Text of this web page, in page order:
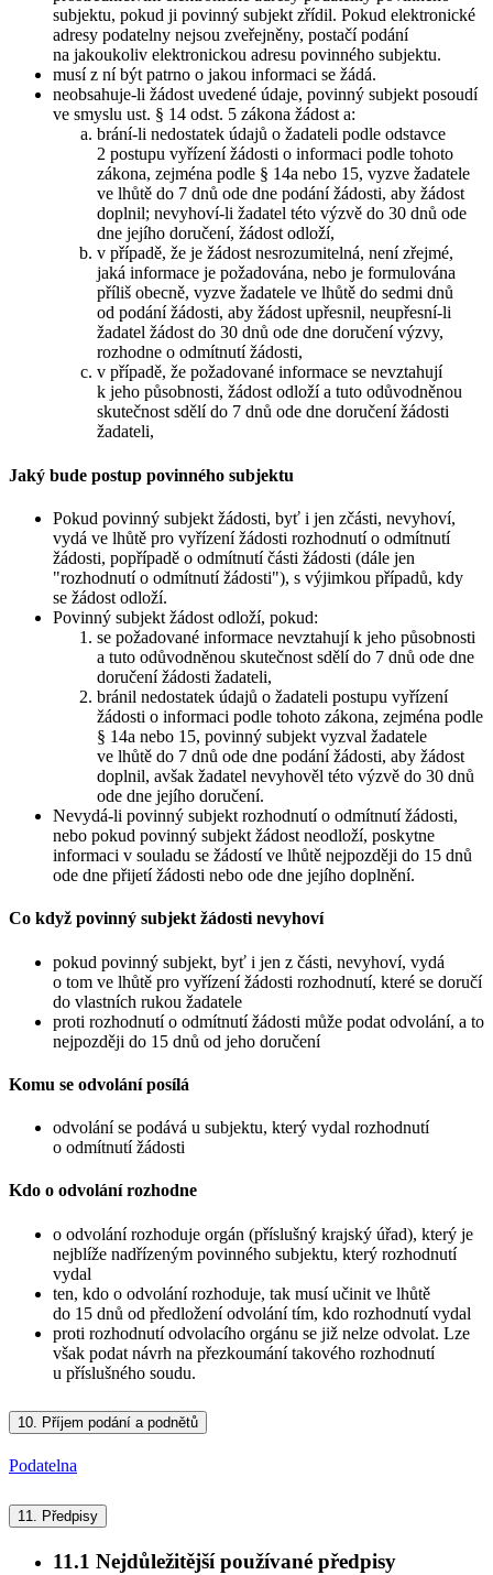
subjektu, pokud ji povinný subjekt zřídil. Pokud elektronické
adresy podatelny nejsou zveřejněny, postačí podání
na jakoukoliv elektronickou adresu povinného subjektu.
musí z ní být patrno o jakou informaci se žádá.
neobsahuje-li žádost uvedené údaje, povinný subjekt posoudí
ve smyslu ust. § 14 odst. 5 zákona žádost a:
brání-li nedostatek údajů o žadateli podle odstavce
2 postupu vyřízení žádosti o informaci podle tohoto
zákona, zejména podle § 14a nebo 15, vyzve žadatele
ve lhůtě do 7 dnů ode dne podání žádosti, aby žádost
doplnil; nevyhoví-li žadatel této výzvě do 30 dnů ode
dne jejího doručení, žádost odloží,
v případě, že je žádost nesrozumitelná, není zřejmé,
jaká informace je požadována, nebo je formulována
příliš obecně, vyzve žadatele ve lhůtě do sedmi dnů
od podání žádosti, aby žádost upřesnil, neupřesní-li
žadatel žádost do 30 dnů ode dne doručení výzvy,
rozhodne o odmítnutí žádosti,
v případě, že požadované informace se nevztahují
k jeho působnosti, žádost odloží a tuto odůvodněnou
skutečnost sdělí do 7 dnů ode dne doručení žádosti
žadateli,
Jaký bude postup povinného subjektu
Pokud povinný subjekt žádosti, byť i jen zčásti, nevyhoví,
vydá ve lhůtě pro vyřízení žádosti rozhodnutí o odmítnutí
žádosti, popřípadě o odmítnutí části žádosti (dále jen
"rozhodnutí o odmítnutí žádosti"), s výjimkou případů, kdy
se žádost odloží.
Povinný subjekt žádost odloží, pokud:
se požadované informace nevztahují k jeho působnosti
a tuto odůvodněnou skutečnost sdělí do 7 dnů ode dne
doručení žádosti žadateli,
bránil nedostatek údajů o žadateli postupu vyřízení
žádosti o informaci podle tohoto zákona, zejména podle
§ 14a nebo 15, povinný subjekt vyzval žadatele
ve lhůtě do 7 dnů ode dne podání žádosti, aby žádost
doplnil, avšak žadatel nevyhověl této výzvě do 30 dnů
ode dne jejího doručení.
Nevydá-li povinný subjekt rozhodnutí o odmítnutí žádosti,
nebo pokud povinný subjekt žádost neodloží, poskytne
informaci v souladu se žádostí ve lhůtě nejpozději do 15 dnů
ode dne přijetí žádosti nebo ode dne jejího doplnění.
Co když povinný subjekt žádosti nevyhoví
pokud povinný subjekt, byť i jen z části, nevyhoví, vydá
o tom ve lhůtě pro vyřízení žádosti rozhodnutí, které se doručí
do vlastních rukou žadatele
proti rozhodnutí o odmítnutí žádosti může podat odvolání, a to
nejpozději do 15 dnů od jeho doručení
Komu se odvolání posílá
odvolání se podává u subjektu, který vydal rozhodnutí
o odmítnutí žádosti
Kdo o odvolání rozhodne
o odvolání rozhoduje orgán (příslušný krajský úřad), který je
nejblíže nadřízeným povinného subjektu, který rozhodnutí
vydal
ten, kdo o odvolání rozhoduje, tak musí učinit ve lhůtě
do 15 dnů od předložení odvolání tím, kdo rozhodnutí vydal
proti rozhodnutí odvolacího orgánu se již nelze odvolat. Lze
však podat návrh na přezkoumání takového rozhodnutí
u příslušného soudu.
10. Příjem podání a podnětů
Podatelna
11. Předpisy
11.1 Nejdůležitější používané předpisy